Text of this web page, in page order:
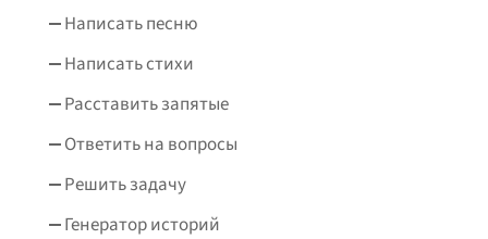
Написать песню
Написать стихи
Расставить запятые
Ответить на вопросы
Решить задачу
Генератор историй